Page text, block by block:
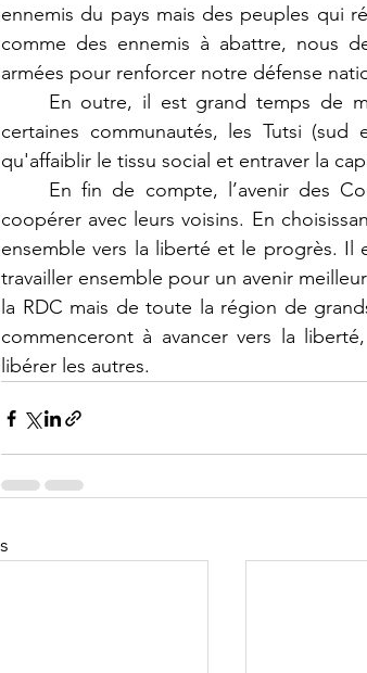
ennemis du pays mais des peuples qui
comme des ennemis à abattre, nous
armées pour renforcer notre défense
En outre, il est grand temps de
certaines communautés, les Tutsi
qu'affaiblir le tissu social et entraver la
En fin de compte, l’avenir des
coopérer avec leurs voisins. En
ensemble vers la liberté et le progrès.
travailler ensemble pour un avenir
la RDC mais de toute la région de
commenceront à avancer vers la
libérer les autres.